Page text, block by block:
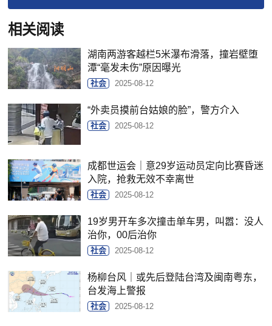
相关阅读
湖南两游客越栏5米瀑布滑落，撞岩壁堕
潭“毫发未伤”原因曝光
社会 2025-08-12
“外卖员摸前台姑娘的脸”，警方介入
社会 2025-08-12
成都世运会｜意29岁运动员定向比赛昏迷
入院，抢救无效不幸离世
社会 2025-08-12
19岁男开车多次撞击单车男，叫嚣：没人
治你，00后治你
社会 2025-08-12
杨柳台风｜或先后登陆台湾及闽南粤东，
台发海上警报
社会 2025-08-12